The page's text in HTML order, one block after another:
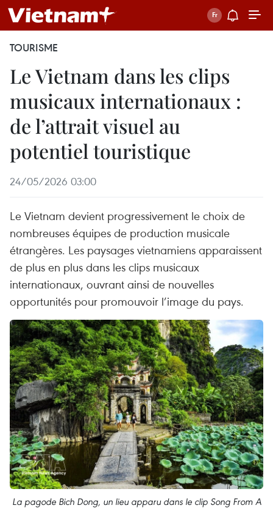
TOURISME
Le Vietnam dans les clips
musicaux internationaux :
de l’attrait visuel au
potentiel touristique
24/05/2026 03:00
Le Vietnam devient progressivement le choix de
nombreuses équipes de production musicale
étrangères. Les paysages vietnamiens apparaissent
de plus en plus dans les clips musicaux
internationaux, ouvrant ainsi de nouvelles
opportunités pour promouvoir l’image du pays.
La pagode Bich Dong, un lieu apparu dans le clip Song From A